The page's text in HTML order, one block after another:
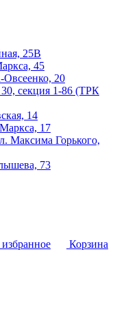
25В
45
Овсеенко, 20
секция 1-86 (ТРК
14
17
Максима Горького,
73
избранное
Корзина